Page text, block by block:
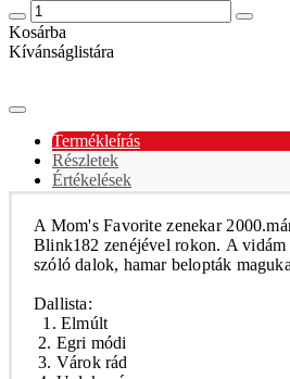
Kosárba
Kívánságlistára
Termékleírás
Részletek
Értékelések
A Mom's Favorite zenekar
Blink182 zenéjével rokon. A
szóló dalok, hamar belopták
Dallista:
1. Elmúlt
2. Egri módi
3. Várok rád